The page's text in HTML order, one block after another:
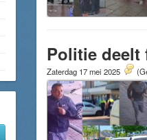
Politie deelt
Zaterdag 17 mei 2025